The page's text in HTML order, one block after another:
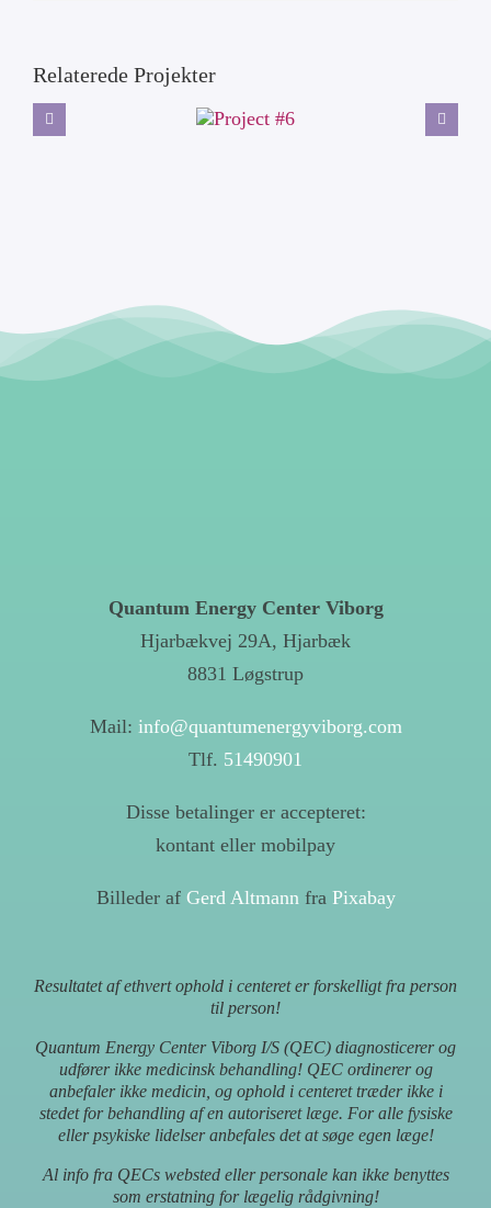
Relaterede Projekter
Quantum Energy Center Viborg
Hjarbækvej 29A, Hjarbæk
8831 Løgstrup
Mail: info@quantumenergyviborg.com
Tlf. 51490901
Disse betalinger er accepteret:
kontant eller mobilpay
Billeder af Gerd Altmannfra Pixabay
Resultatet af ethvert ophold i centeret er forskelligt fra person
til person!
Quantum Energy Center Viborg I/S (QEC) diagnosticerer og
udfører ikke medicinsk behandling! QEC ordinerer og
anbefaler ikke medicin, og ophold i centeret træder ikke i
stedet for behandling af en autoriseret læge. For alle fysiske
eller psykiske lidelser anbefales det at søge egen læge!
Al info fra QECs websted eller personale kan ikke benyttes
som erstatning for lægelig rådgivning!